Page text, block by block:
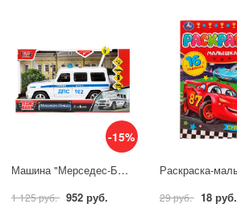
-15%
Машина "Мерседес-Бенц G-Класс" полиция, 22 см. свет-звук, Технопарк GCLASS-21PLPOL-WH (36)
1 125 руб. 952 руб. 29 руб. 18 руб.